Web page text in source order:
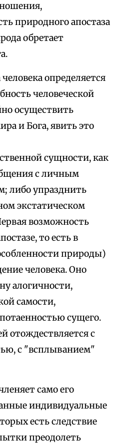
природного апостаза
обретает
определяется
человеческой
осуществить
и Бога, явить это
сущности, как
с личным
либо упразднить
экстатическом
возможность
то есть в
природы)
человека. Оно
алогичности,
самости,
сущего.
отождествляется с
с "всплыванием"
само его
индивидуальные
есть следствие
преодолеть